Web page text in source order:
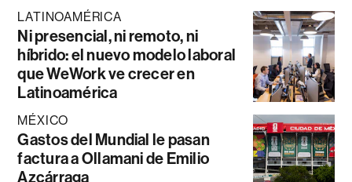
LATINOAMÉRICA
Ni presencial, ni remoto, ni
híbrido: el nuevo modelo laboral
que WeWork ve crecer en
Latinoamérica
MÉXICO
Gastos del Mundial le pasan
factura a Ollamani de Emilio
Azcárraga